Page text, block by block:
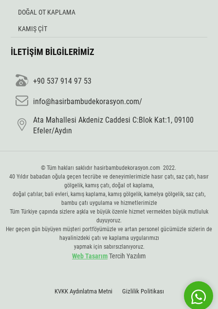
DOĞAL OT KAPLAMA
KAMIŞ ÇİT
İLETİŞİM BİLGİLERİMİZ
+90 537 914 97 53
info@hasirbambudekorasyon.com/
Ata Mahallesi Akdeniz Caddesi C:Blok Kat:1, 09100
Efeler/Aydın
© Tüm hakları saklıdır hasirbambudekorasyon.com 2022.
40 Yıldır babadan oğula geçen tecrübe ve deneyimlerimizle hasır çatı, saz çatı, hasır
gölgelik, kamış çatı, doğal ot kaplama,
doğal çatılar, bali evleri, kamış kaplama, kamış gölgelik, kamelya gölgelik, saz çatı,
bambu çatı uygulama ve hizmetlerimizle
Tüm Türkiye çapında sizlere aşkla ve büyük özenle hizmet vermekten büyük mutluluk
duyuyoruz.
Her geçen gün büyüyen müşteri portföyümüzle ve artan personel gücümüzle sizlerin de
hayalinizdeki çatı ve kaplama uygularımızı
yapmak için sabırsızlanıyoruz.
Web TasarımTercih Yazılım
KVKK Aydınlatma Metni Gizlilik Politikası